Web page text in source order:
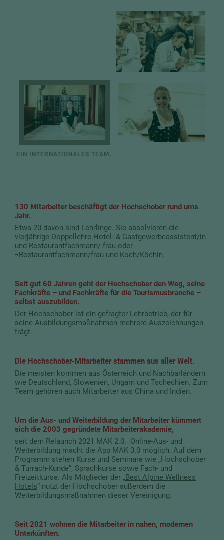
EIN INTERNATIONALES TEAM.
130 Mitarbeiter beschäftigt der Hochschober rund ums
Jahr.
Etwa 20 davon sind Lehrlinge. Sie absolvieren die
vierjährige Doppellehre Hotel- & Gastgewerbeassistent/in
und Restaurantfachmann/-frau oder
¬Restaurantfachmann/frau und Koch/Köchin.
Seit gut 60 Jahren geht der Hochschober den Weg, seine
Fachkräfte – und Fachkräfte für die Tourismusbranche –
selbst auszubilden.
Der Hochschober ist ein gefragter Lehrbetrieb, der für
seine Ausbildungsmaßnahmen mehrere Auszeichnungen
trägt.
Die Hochschober-Mitarbeiter stammen aus aller Welt.
Die meisten kommen aus Österreich und Nachbarländern
wie Deutschland, Slowenien, Ungarn und Tschechien. Zum
Team gehören auch Mitarbeiter aus China und Indien.
Um die Aus- und Weiterbildung der Mitarbeiter kümmert
sich die 2003 gegründete Mitarbeiterakademie,
seit dem Relaunch 2021 MAK 2.0. Online-Aus- und
Weiterbildung macht die App MAK 3.0 möglich. Auf dem
Programm stehen Kurse und Seminare wie „Hochschober
& Turrach-Kunde“, Sprachkurse sowie Fach- und
Freizeitkurse. Als Mitglieder der „Best Alpine Wellness
Hotels“ nutzt der Hochschober außerdem die
Weiterbildungsmaßnahmen dieser Vereinigung.
Seit 2021 wohnen die Mitarbeiter in nahen, modernen
Unterkünften.